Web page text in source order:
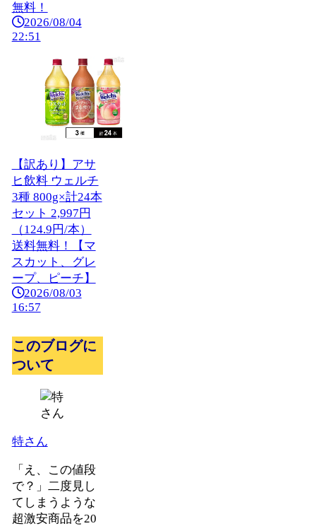
無料！
2026/08/04
22:51
【訳あり】アサ
ヒ飲料 ウェルチ
3種 800g×計24本
セット 2,997円
（124.9円/本）
送料無料！【マ
スカット、グレ
ープ、ピーチ】
2026/08/03
16:57
このブログに
ついて
特さん
「え、この値段
で？」二度見し
てしまうような
超激安商品を20